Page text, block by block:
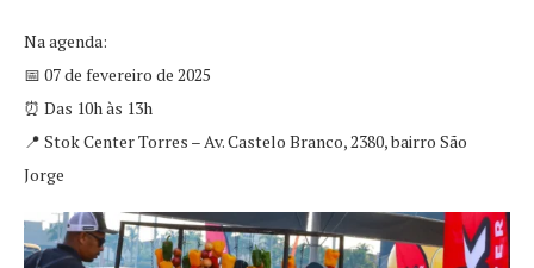
Na agenda:
📅 07 de fevereiro de 2025
⏰ Das 10h às 13h
📍 Stok Center Torres – Av. Castelo Branco, 2380, bairro São
Jorge